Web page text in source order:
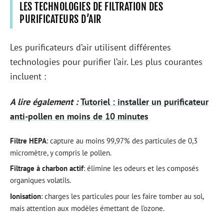
LES TECHNOLOGIES DE FILTRATION DES
PURIFICATEURS D’AIR
Les purificateurs d’air utilisent différentes
technologies pour purifier l’air. Les plus courantes
incluent :
A lire également : Tutoriel : installer un purificateur
anti-pollen en moins de 10 minutes
Filtre HEPA: capture au moins 99,97% des particules de 0,3
micromètre, y compris le pollen.
Filtrage à charbon actif: élimine les odeurs et les composés
organiques volatils.
Ionisation: charges les particules pour les faire tomber au sol,
mais attention aux modèles émettant de l’ozone.